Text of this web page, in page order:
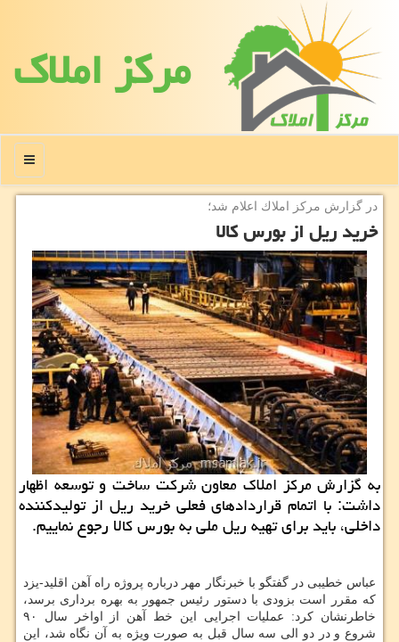
مركز املاك
منو
در گزارش مركز املاك اعلام شد؛
خرید ریل از بورس كالا
به گزارش مرکز املاک معاون شرکت ساخت و توسعه اظهار
داشت: با اتمام قراردادهای فعلی خرید ریل از تولیدکننده
داخلی، باید برای تهیه ریل ملی به بورس کالا رجوع نماییم.
عباس خطیبی در گفتگو با خبرنگار مهر درباره پروژه راه آهن اقلید-یزد
که مقرر است بزودی با دستور رئیس جمهور به بهره برداری برسد،
خاطرنشان کرد: عملیات اجرایی این خط آهن از اواخر سال ۹۰
شروع و در دو الی سه سال قبل به صورت ویژه به آن نگاه شد، این